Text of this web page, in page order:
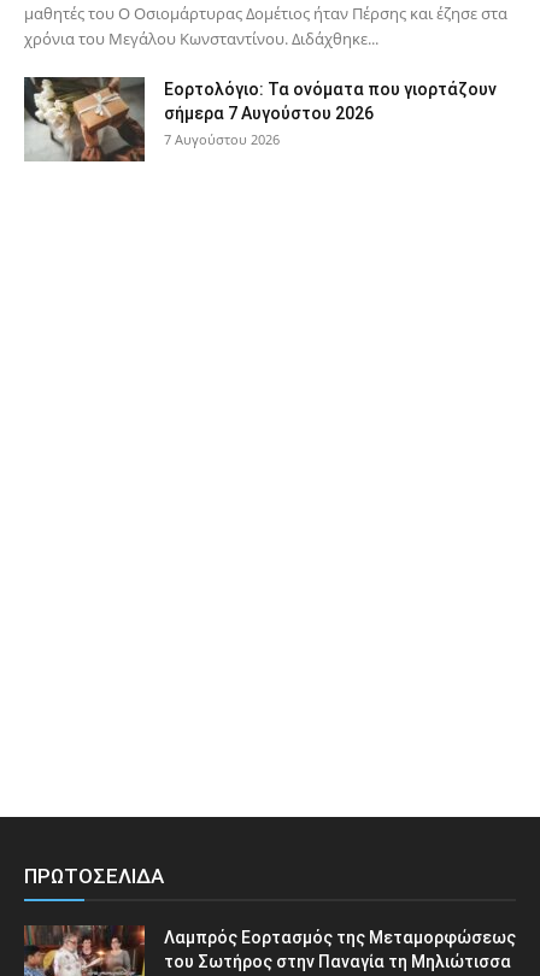
μαθητές του Ο Oσιομάρτυρας Δομέτιος ήταν Πέρσης και έζησε στα
χρόνια του Μεγάλου Κωνσταντίνου. Διδάχθηκε...
Εορτολόγιο: Τα ονόματα που γιορτάζουν
σήμερα 7 Αυγούστου 2026
7 Αυγούστου 2026
ΠΡΩΤΟΣΕΛΙΔΑ
Λαμπρός Εορτασμός της Μεταμορφώσεως
του Σωτήρος στην Παναγία τη Μηλιώτισσα